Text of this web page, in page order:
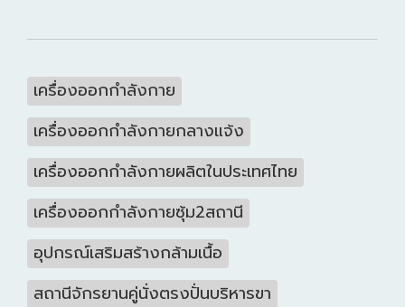
เครื่องออกกำลังกาย
เครื่องออกกำลังกายกลางแจ้ง
เครื่องออกกำลังกายผลิตในประเทศไทย
เครื่องออกกำลังกายซุ้ม2สถานี
อุปกรณ์เสริมสร้างกล้ามเนื้อ
สถานีจักรยานคู่นั่งตรงปั่นบริหารขา